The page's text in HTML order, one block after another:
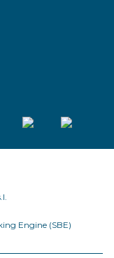
Engine (SBE)